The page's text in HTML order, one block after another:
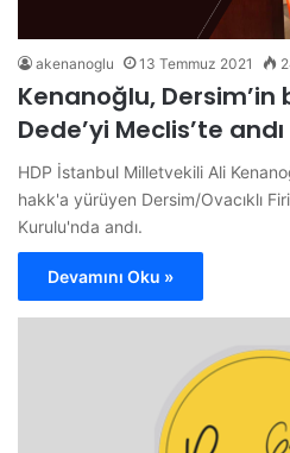
akenanoglu 13 Temmuz 2021
Kenanoğlu, Dersim’in
Dede’yi Meclis’te andı
HDP İstanbul Milletvekili Ali
hakk'a yürüyen Dersim/Ovacıklı
Kurulu'nda andı.
Devamını Oku »